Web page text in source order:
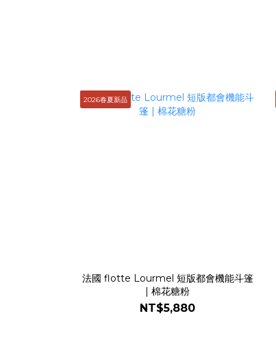
2026春夏新品
法國 flotte Lourmel 短版都會機能斗篷
| 棉花糖粉
NT$5,880